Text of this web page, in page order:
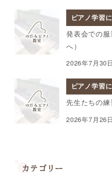
ピアノ学習
発表会での
へ）
2026年7月30日
ピアノ学習
先生たちの練
2026年7月26日
カテゴリー